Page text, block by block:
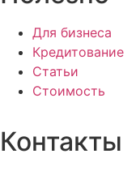
Для бизнеса
Кредитование
Статьи
Стоимость
Контакты